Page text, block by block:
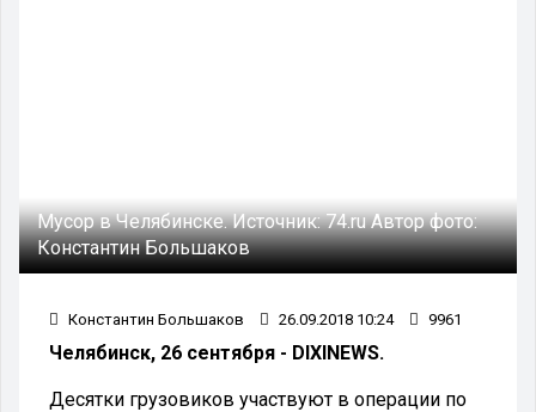
Мусор в Челябинске.Источник:74.ruАвтор фото:
Константин Большаков
Константин Большаков 26.09.2018 10:24 9961
Челябинск, 26 сентября - DIXINEWS.
Десятки грузовиков участвуют в операции по